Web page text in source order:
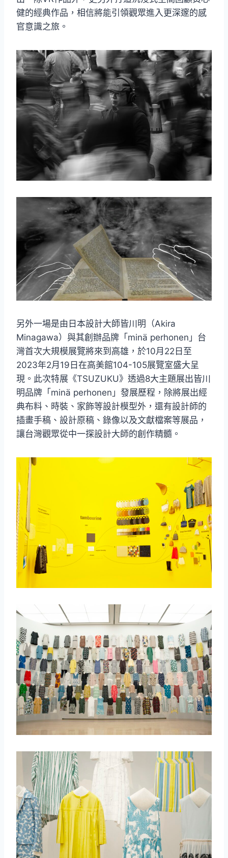
健的經典作品，相信將能引領觀眾進入更深邃的感
官意識之旅。
另外一場是由日本設計大師皆川明（Akira
Minagawa）與其創辦品牌「minä perhonen」台
灣首次大規模展覽將來到高雄，於10月22日至
2023年2月19日在高美館104-105展覽室盛大呈
現。此次特展《TSUZUKU》透過8大主題展出皆川
明品牌「minä perhonen」發展歷程，除將展出經
典布料、時裝、家飾等設計模型外，還有設計師的
插畫手稿、設計原稿、錄像以及文獻檔案等展品，
讓台灣觀眾從中一探設計大師的創作精髓。